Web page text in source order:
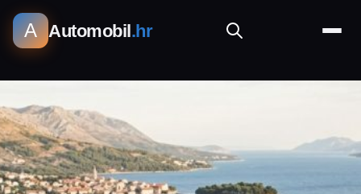
A Automobil.hr